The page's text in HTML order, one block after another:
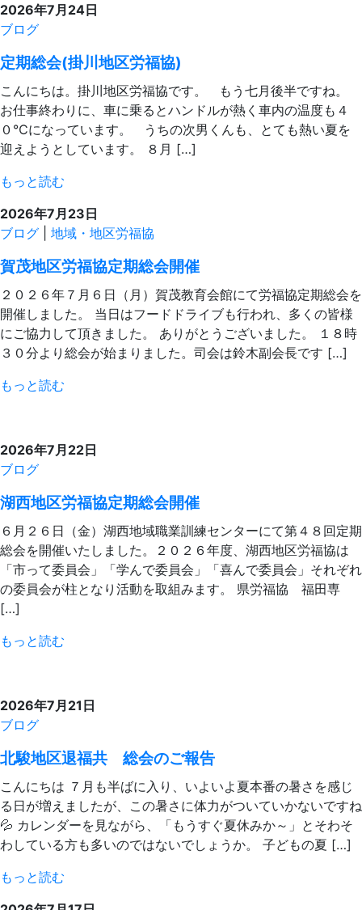
2026年7月24日
ブログ
定期総会(掛川地区労福協)
こんにちは。掛川地区労福協です。 もう七月後半ですね。
お仕事終わりに、車に乗るとハンドルが熱く車内の温度も４
０℃になっています。 うちの次男くんも、とても熱い夏を
迎えようとしています。 ８月 […]
もっと読む
2026年7月23日
ブログ
地域・地区労福協
賀茂地区労福協定期総会開催
２０２６年７月６日（月）賀茂教育会館にて労福協定期総会を
開催しました。 当日はフードドライブも行われ、多くの皆様
にご協力して頂きました。 ありがとうございました。 １８時
３０分より総会が始まりました。司会は鈴木副会長です […]
もっと読む
2026年7月22日
ブログ
湖西地区労福協定期総会開催
６月２６日（金）湖西地域職業訓練センターにて第４８回定期
総会を開催いたしました。２０２６年度、湖西地区労福協は
「市って委員会」「学んで委員会」「喜んで委員会」それぞれ
の委員会が柱となり活動を取組みます。 県労福協 福田専
[…]
もっと読む
2026年7月21日
ブログ
北駿地区退福共 総会のご報告
こんにちは ７月も半ばに入り、いよいよ夏本番の暑さを感じ
る日が増えましたが、この暑さに体力がついていかないですね
💦 カレンダーを見ながら、「もうすぐ夏休みか～」とそわそ
わしている方も多いのではないでしょうか。 子どもの夏 […]
もっと読む